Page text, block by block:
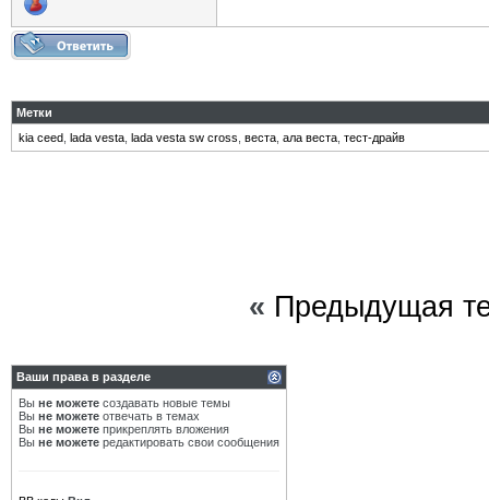
Метки
kia ceed lada vesta lada vesta sw cross веста ала веста тест-драйв
« Предыдущая
Ваши права в разделе
Вы не можете создавать новые темы
Вы не можете отвечать в темах
Вы не можете прикреплять вложения
Вы не можете редактировать свои сообщения